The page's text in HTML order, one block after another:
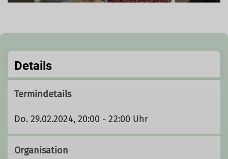
Details
Termindetails
Do. 29.02.2024, 20:00 - 22:00 Uhr
Organisation